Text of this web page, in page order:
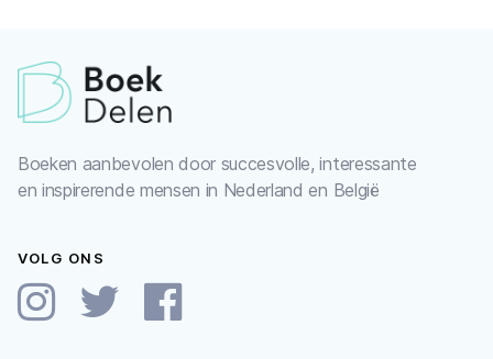
Boeken aanbevolen door succesvolle, interessante
en inspirerende mensen in Nederland en België
VOLG ONS